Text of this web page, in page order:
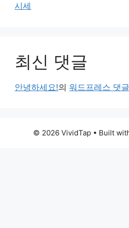
시세
최신 댓글
안녕하세요!의 워드프레스 댓
© 2026 VividTap • Built